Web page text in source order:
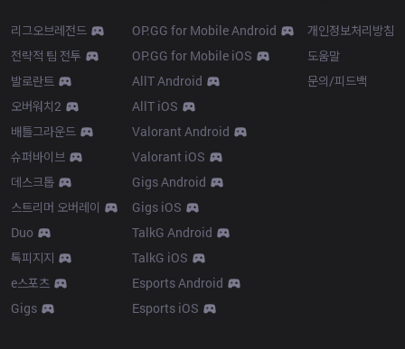
리그오브레전드
전략적 팀 전투
발로란트
오버워치2
배틀그라운드
슈퍼바이브
데스크톱
스트리머 오버레이
Duo
톡피지지
e스포츠
Gigs
OP.GG for Mobile Android
OP.GG for Mobile iOS
AllT Android
AllT iOS
Valorant Android
Valorant iOS
Gigs Android
Gigs iOS
TalkG Android
TalkG iOS
Esports Android
Esports iOS
개인정보처리방침
도움말
문의/피드백